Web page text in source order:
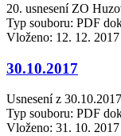
20. usnesení ZO
Typ souboru: PDF
Vloženo: 12. 12. 2017
30.10.2017
Usnesení z
Typ souboru: PDF
Vloženo: 31. 10. 2017